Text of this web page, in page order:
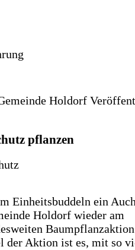
Holdorf
pflanzen
Einheitsbuddeln ein
Holdorf wieder am
der Aktion ist es, mit so